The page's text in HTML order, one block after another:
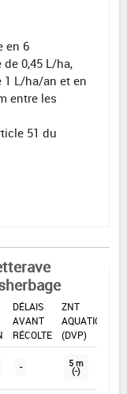
en 6
0,45 L/ha,
1 L/ha/an et en
entre les
51 du
DÉLAIS
AVANT
RÉCOLTE
ZNT
AQUATIQUE
(DVP)
- 5 m
(-)